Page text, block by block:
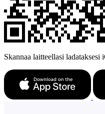
Skannaa laitteellasi